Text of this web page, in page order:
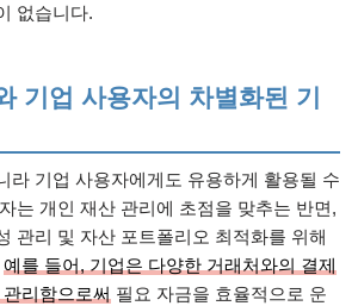
없습니다.
기업 사용자의 차별화된 기
라 기업 사용자에게도 유용하게 활용될 수
는 개인 재산 관리에 초점을 맞추는 반면,
관리 및 자산 포트폴리오 최적화를 위해
예를 들어, 기업은 다양한 거래처와의 결제
리함으로써 필요 자금을 효율적으로 운